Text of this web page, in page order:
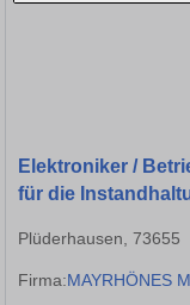
Elektroniker /
für die
Plüderhausen, 73655
Firma:MAYRHÖNES